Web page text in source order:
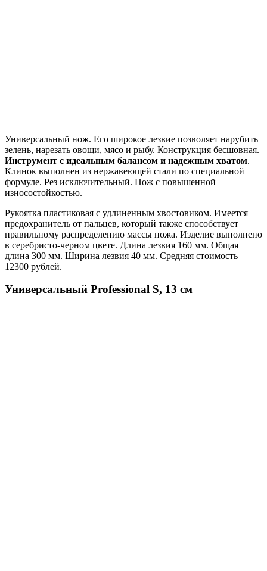
Универсальный нож. Его широкое лезвие позволяет нарубить
зелень, нарезать овощи, мясо и рыбу. Конструкция бесшовная.
Инструмент с идеальным балансом и надежным хватом.
Клинок выполнен из нержавеющей стали по специальной
формуле. Рез исключительный. Нож с повышенной
износостойкостью.
Рукоятка пластиковая с удлиненным хвостовиком. Имеется
предохранитель от пальцев, который также способствует
правильному распределению массы ножа. Изделие выполнено
в серебристо-черном цвете. Длина лезвия 160 мм. Общая
длина 300 мм. Ширина лезвия 40 мм. Средняя стоимость
12300 рублей.
Универсальный Professional S, 13 см